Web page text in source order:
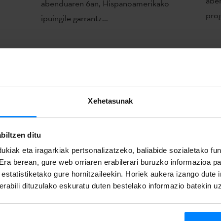
Xehetasunak
ditu
eta iragarkiak pertsonalizatzeko, baliabide sozialetako
berean, gure web orriaren erabilerari buruzko informazioa
gure hornitzaileekin. Horiek aukera izango dute
dituzulako eskuratu duten bestelako informazio batekin
abenduaren 6an, Hispanoamerikako
ipuingile garrantz...